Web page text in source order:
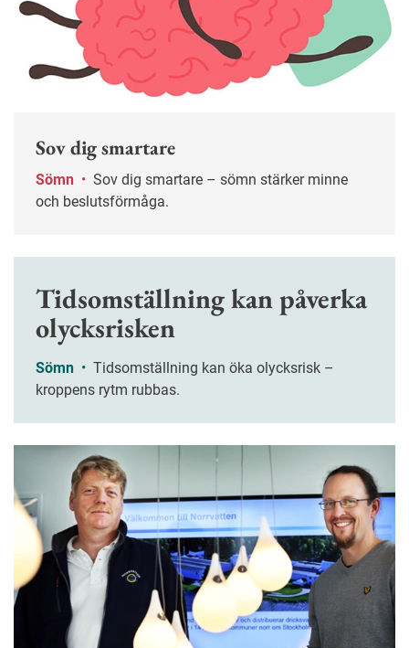
Sov dig smartare
Sömn •
och beslutsförmåga.
Tidsomställning kan påverka
olycksrisken
Sömn •
kroppens rytm rubbas.